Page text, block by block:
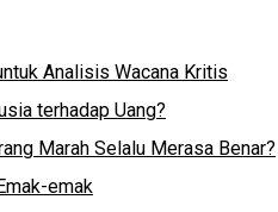
Analisis Wacana Kritis
terhadap Uang?
Marah Selalu Merasa Benar?
emak